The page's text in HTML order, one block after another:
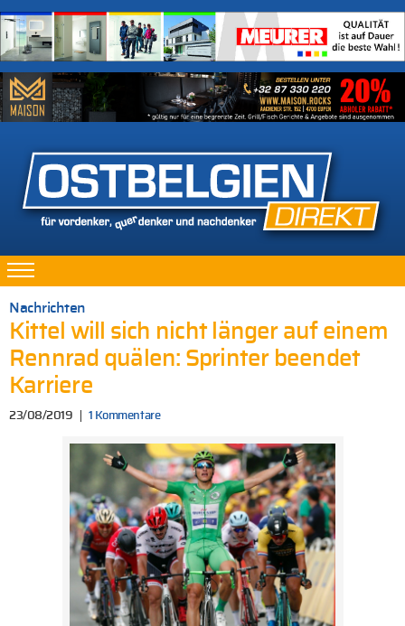
Nachrichten
Kittel will sich nicht länger auf einem
Rennrad quälen: Sprinter beendet
Karriere
23/08/2019 1 Kommentare